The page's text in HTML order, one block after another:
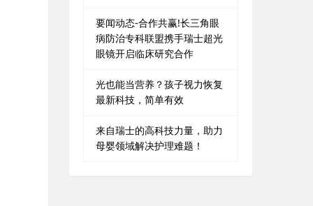
要闻动态-合作共赢!长三角眼
病防治专科联盟携手瑞士超光
眼镜开启临床研究合作
光也能当营养？孩子视力恢复
最新科技，简单有效
来自瑞士的高科技力量，助力
母婴领域解决护理难题！